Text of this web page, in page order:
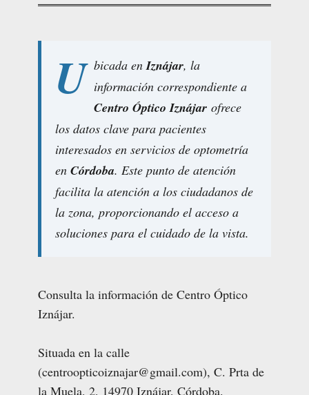
U bicada enIznájar, la
información correspondiente a
Centro Óptico Iznájar ofrece
los datos clave para pacientes
interesados en servicios de optometría
en Córdoba. Este punto de atención
facilita la atención a los ciudadanos de
la zona, proporcionando el acceso a
soluciones para el cuidado de la vista.
Consulta la información de Centro Óptico
Iznájar.
Situada en la calle
(centroopticoiznajar@gmail.com), C. Prta de
la Muela, 2, 14970 Iznájar, Córdoba.